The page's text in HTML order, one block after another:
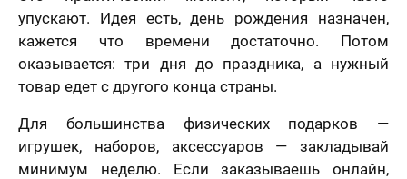
упускают. Идея есть, день рождения назначен,
кажется что времени достаточно. Потом
оказывается: три дня до праздника, а нужный
товар едет с другого конца страны.
Для большинства физических подарков —
игрушек, наборов, аксессуаров — закладывай
минимум неделю. Если заказываешь онлайн,